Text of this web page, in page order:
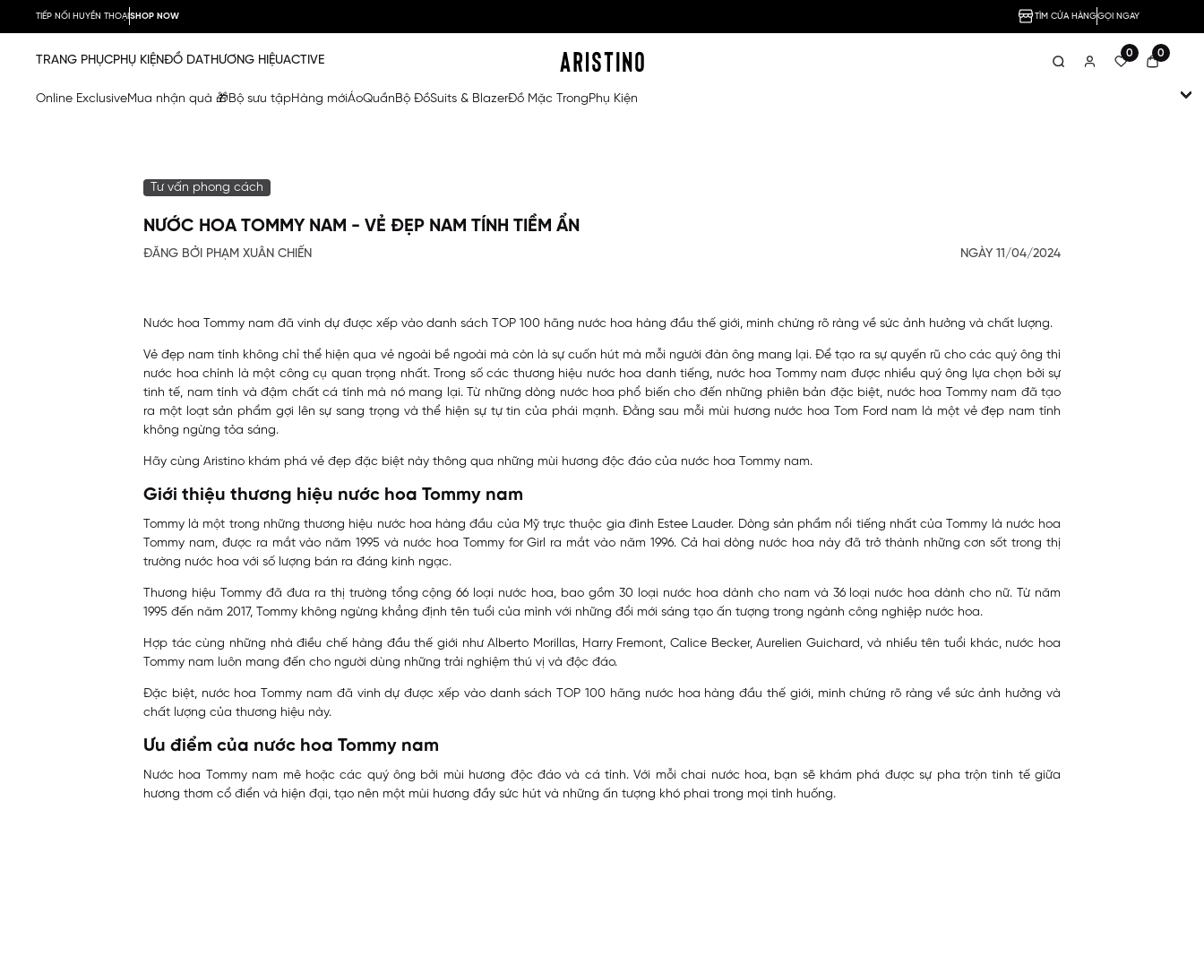
TIẾP NỐI HUYỀN THOẠISHOP NOW TÌM CỬA HÀNGGỌI NGAY
0 0
TRANG PHỤCPHỤ KIỆNĐỒ DATHƯƠNG HIỆUACTIVE
Online ExclusiveMua nhận quà 🎁Bộ sưu tậpHàng mớiÁoQuầnBộ ĐồSuits & BlazerĐồ Mặc TrongPhụ Kiện
Tư vấn phong cách
NƯỚC HOA TOMMY NAM - VẺ ĐẸP NAM TÍNH TIỀM ẨN
ĐĂNG BỞI PHẠM XUÂN CHIẾN NGÀY 11/04/2024
Nước hoa Tommy nam đã vinh dự được xếp vào danh sách TOP 100 hãng nước hoa hàng đầu thế giới, minh chứng rõ ràng về sức ảnh hưởng và chất lượng.
Vẻ đẹp nam tính không chỉ thể hiện qua vẻ ngoài bề ngoài mà còn là sự cuốn hút mà mỗi người đàn ông mang lại. Để tạo ra sự quyến rũ cho các quý ông thì
nước hoa chính là một công cụ quan trọng nhất. Trong số các thương hiệu nước hoa danh tiếng, nước hoa Tommy nam được nhiều quý ông lựa chọn bởi sự
tinh tế, nam tính và đậm chất cá tính mà nó mang lại. Từ những dòng nước hoa phổ biến cho đến những phiên bản đặc biệt, nước hoa Tommy nam đã tạo
ra một loạt sản phẩm gợi lên sự sang trọng và thể hiện sự tự tin của phái mạnh. Đằng sau mỗi mùi hương nước hoa Tom Ford nam là một vẻ đẹp nam tính
không ngừng tỏa sáng.
Hãy cùng Aristino khám phá vẻ đẹp đặc biệt này thông qua những mùi hương độc đáo của nước hoa Tommy nam.
Giới thiệu thương hiệu nước hoa Tommy nam
Tommy là một trong những thương hiệu nước hoa hàng đầu của Mỹ trực thuộc gia đình Estee Lauder. Dòng sản phẩm nổi tiếng nhất của Tommy là nước hoa
Tommy nam, được ra mắt vào năm 1995 và nước hoa Tommy for Girl ra mắt vào năm 1996. Cả hai dòng nước hoa này đã trở thành những cơn sốt trong thị
trường nước hoa với số lượng bán ra đáng kinh ngạc.
Thương hiệu Tommy đã đưa ra thị trường tổng cộng 66 loại nước hoa, bao gồm 30 loại nước hoa dành cho nam và 36 loại nước hoa dành cho nữ. Từ năm
1995 đến năm 2017, Tommy không ngừng khẳng định tên tuổi của mình với những đổi mới sáng tạo ấn tượng trong ngành công nghiệp nước hoa.
Hợp tác cùng những nhà điều chế hàng đầu thế giới như Alberto Morillas, Harry Fremont, Calice Becker, Aurelien Guichard, và nhiều tên tuổi khác, nước hoa
Tommy nam luôn mang đến cho người dùng những trải nghiệm thú vị và độc đáo.
Đặc biệt, nước hoa Tommy nam đã vinh dự được xếp vào danh sách TOP 100 hãng nước hoa hàng đầu thế giới, minh chứng rõ ràng về sức ảnh hưởng và
chất lượng của thương hiệu này.
Ưu điểm của nước hoa Tommy nam
Nước hoa Tommy nam mê hoặc các quý ông bởi mùi hương độc đáo và cá tính. Với mỗi chai nước hoa, bạn sẽ khám phá được sự pha trộn tinh tế giữa
hương thơm cổ điển và hiện đại, tạo nên một mùi hương đầy sức hút và những ấn tượng khó phai trong mọi tình huống.